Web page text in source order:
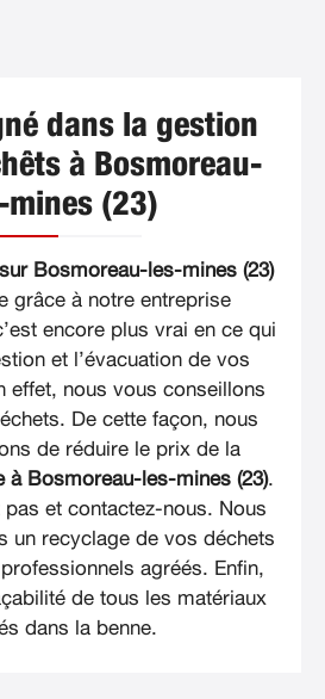
dans la gestion
à Bosmoreau-
mines (23)
Bosmoreau-les-mines (23)
grâce à notre entreprise
encore plus vrai en ce qui
et l’évacuation de vos
effet, nous vous conseillons
De cette façon, nous
de réduire le prix de la
à Bosmoreau-les-mines (23).
pas et contactez-nous. Nous
un recyclage de vos déchets
agréés. Enfin,
de tous les matériaux
dans la benne.